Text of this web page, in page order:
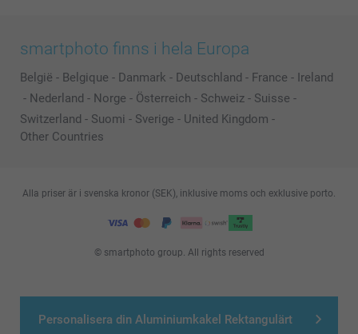
Personalisera din Aluminiumkakel Rektangulärt
smartphoto finns i hela Europa
België - Belgique - Danmark - Deutschland - France - Ireland
- Nederland - Norge - Österreich - Schweiz - Suisse -
Switzerland - Suomi - Sverige - United Kingdom -
Other Countries
© smartphoto group. All rights reserved
Alla priser är i svenska kronor (SEK), inklusive moms och exklusive porto.